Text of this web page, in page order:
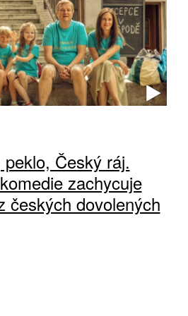
peklo, Český ráj.
zachycuje
českých dovolených